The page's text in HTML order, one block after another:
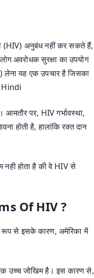
(HIV) अनुबंध नहीं कर सकते हैं,
अवरोधक सुरक्षा का उपयोग
यह एक उपचार है जिसका
Hindi
पर, HIV गर्भावस्था,
होती है, हालांकि रक्त दान
नही होता है की वे HIV से
Of HIV ?
रूप से इसके कारण, अमेरिका में
उच्च जोखिम है। इस कारण से,